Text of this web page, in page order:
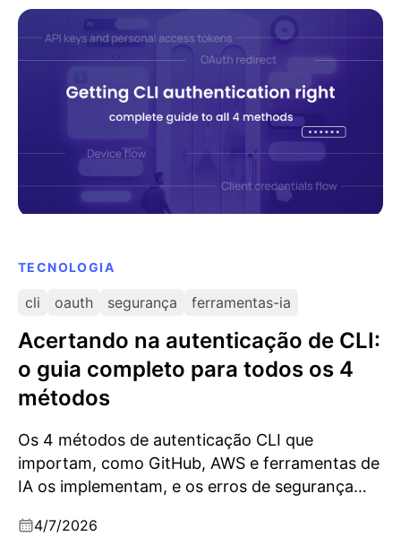
TECNOLOGIA
cli oauth segurança ferramentas-ia
Acertando na autenticação de CLI:
o guia completo para todos os 4
métodos
Os 4 métodos de autenticação CLI que
importam, como GitHub, AWS e ferramentas de
IA os implementam, e os erros de segurança
4/7/2026
Acertando na autenticação de CLI: o guia completo
para todos os 4 métodos